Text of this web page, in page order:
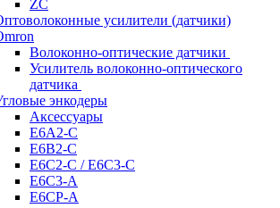
ZC
усилители (датчики)
Волоконно-оптические датчики
Усилитель волоконно-оптического
датчика
энкодеры
Аксессуары
E6A2-C
E6B2-C
E6C2-C / E6C3-C
E6C3-A
E6CP-A